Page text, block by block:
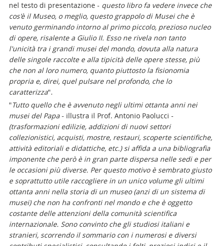
nel testo di presentazione - questo libro fa vedere invece che
cos'è il Museo, o meglio, questo grappolo di Musei che è
venuto germinando intorno al primo piccolo, prezioso nucleo
di opere, risalente a Giulio II. Esso ne rivela non tanto
l'unicità tra i grandi musei del mondo, dovuta alla natura
delle singole raccolte e alla tipicità delle opere stesse, più
che non al loro numero, quanto piuttosto la fisionomia
propria e, direi, quel pulsare nel profondo, che lo
caratterizza".
"Tutto quello che è avvenuto negli ultimi ottanta anni nei
musei del Papa- illustra il Prof. Antonio Paolucci -
(trasformazioni edilizie, addizioni di nuovi settori
collezionistici, acquisti, mostre, restauri, scoperte scientifiche,
attività editoriali e didattiche, etc.) si affida a una bibliografia
imponente che però è in gran parte dispersa nelle sedi e per
le occasioni più diverse. Per questo motivo è sembrato giusto
e soprattutto utile raccogliere in un unico volume gli ultimi
ottanta anni nella storia di un museo (anzi di un sistema di
musei) che non ha confronti nel mondo e che è oggetto
costante delle attenzioni della comunità scientifica
internazionale. Sono convinto che gli studiosi italiani e
stranieri, scorrendo il sommario con i numerosi e diversi